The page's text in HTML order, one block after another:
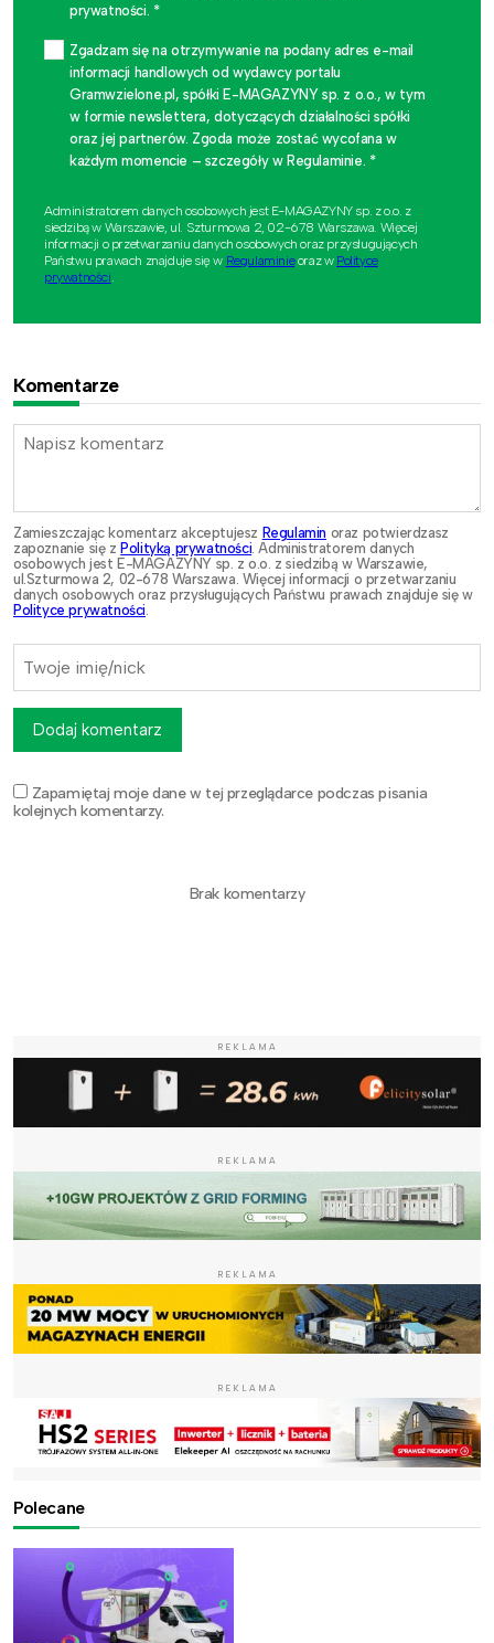
prywatności. *
Zgadzam się na otrzymywanie na podany adres e-mail
informacji handlowych od wydawcy portalu
Gramwzielone.pl, spółki E-MAGAZYNY sp. z o.o., w tym
w formie newslettera, dotyczących działalności spółki
oraz jej partnerów. Zgoda może zostać wycofana w
każdym momencie – szczegóły w Regulaminie. *
Administratorem danych osobowych jest E-MAGAZYNY sp. z o.o. z
siedzibą w Warszawie, ul. Szturmowa 2, 02-678 Warszawa. Więcej
informacji o przetwarzaniu danych osobowych oraz przysługujących
Państwu prawach znajduje się w Regulaminieoraz w Polityce
prywatności
Komentarze
Zamieszczając komentarz akceptujesz Regulamin oraz potwierdzasz
zapoznanie się z Polityką prywatności. Administratorem danych
osobowych jest E-MAGAZYNY sp. z o.o. z siedzibą w Warszawie,
ul.Szturmowa 2, 02-678 Warszawa. Więcej informacji o przetwarzaniu
danych osobowych oraz przysługujących Państwu prawach znajduje się w
Polityce prywatności.
Zapamiętaj moje dane w tej przeglądarce podczas pisania
kolejnych komentarzy.
Dodaj komentarz
Brak komentarzy
REKLAMA
REKLAMA
REKLAMA
REKLAMA
Polecane